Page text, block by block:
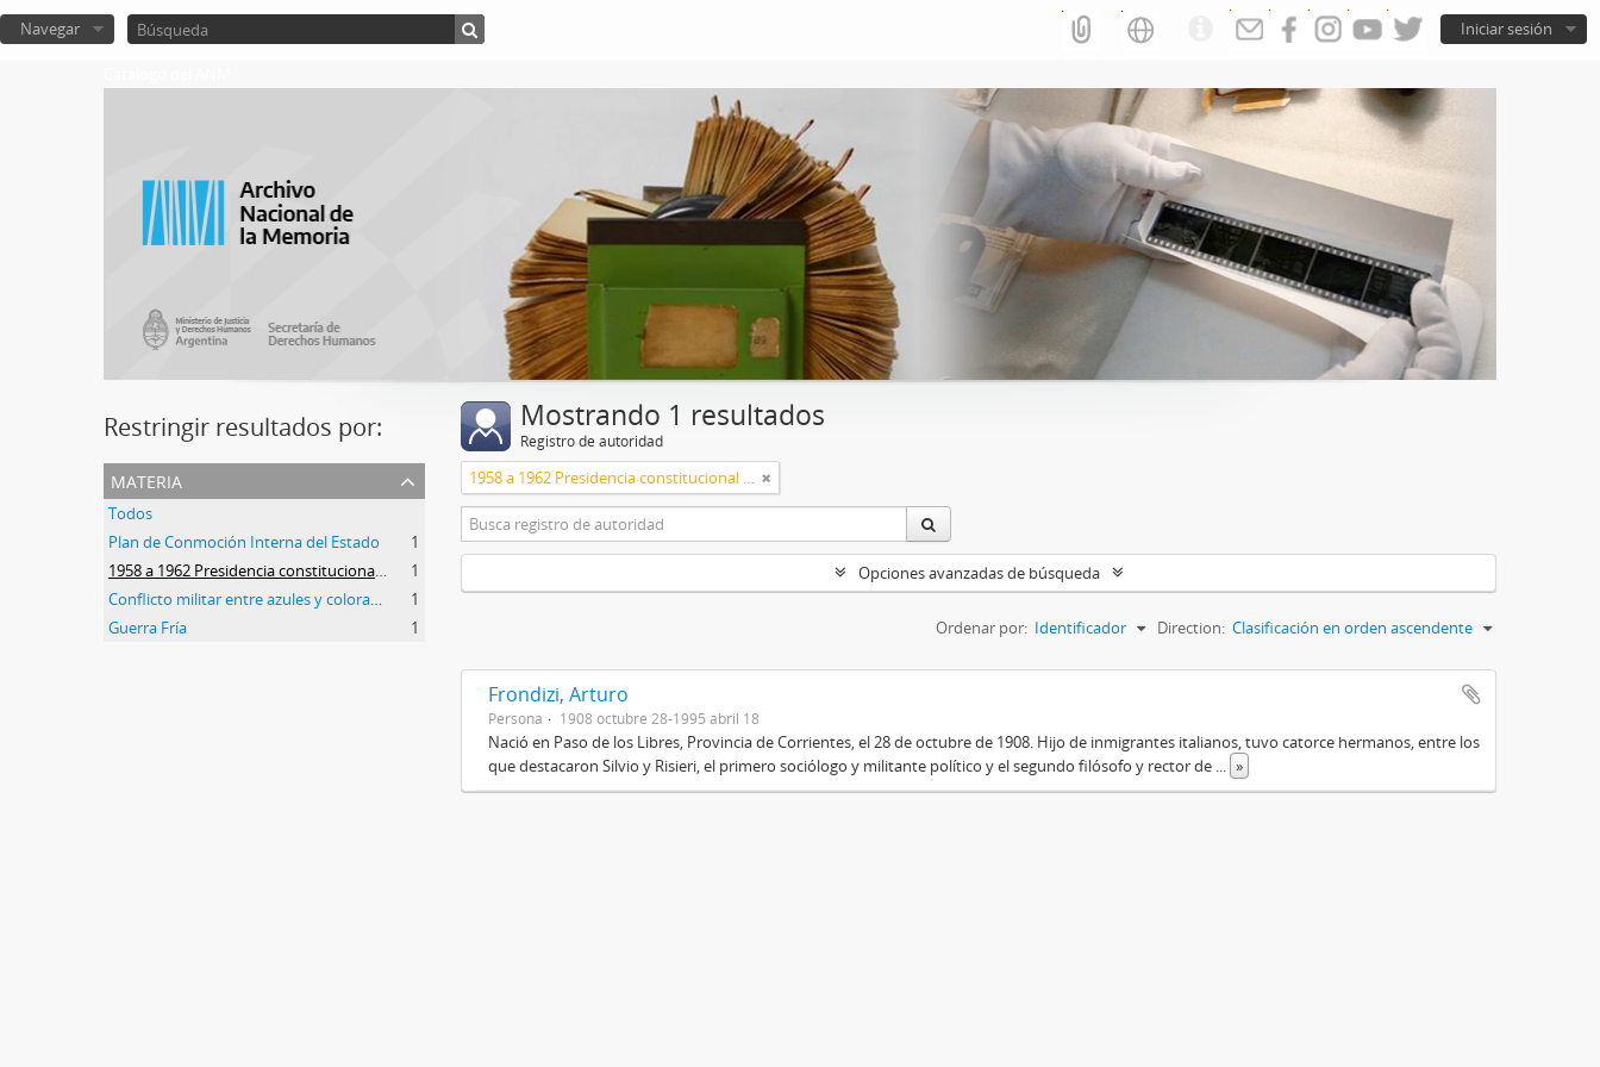
Iniciar sesión
Navegar
Restringir resultados por:
materia
Todos
Plan de Conmoción Interna del Estado
1
1
1
Guerra Fría
1
Mostrando 1 resultados
Registro de autoridad
Opciones avanzadas de búsqueda
Ordenar por: Identificador Direction: Clasificación en orden ascendente
Frondizi, Arturo
Persona 1908 octubre 28-1995 abril 18
Nació en Paso de los Libres, Provincia de Corrientes, el 28 de octubre de 1908. Hijo de inmigrantes italianos, tuvo catorce hermanos, entre los
que destacaron Silvio y Risieri, el primero sociólogo y militante político y el segundo filósofo y rector de
»